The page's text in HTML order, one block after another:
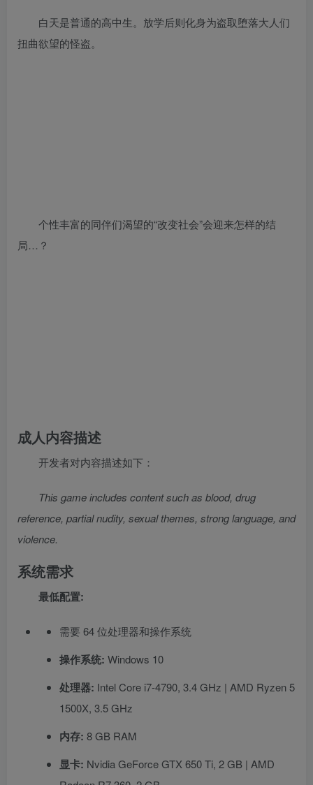
白天是普通的高中生。放学后则化身为盗取堕落大人们
扭曲欲望的怪盗。
个性丰富的同伴们渴望的“改变社会”会迎来怎样的结
局…？
成人内容描述
开发者对内容描述如下：
This game includes content such as blood, drug
reference, partial nudity, sexual themes, strong language, and
violence.
系统需求
最低配置:
需要 64 位处理器和操作系统
操作系统: Windows 10
处理器: Intel Core i7-4790, 3.4 GHz | AMD Ryzen 5
1500X, 3.5 GHz
内存: 8 GB RAM
显卡: Nvidia GeForce GTX 650 Ti, 2 GB | AMD